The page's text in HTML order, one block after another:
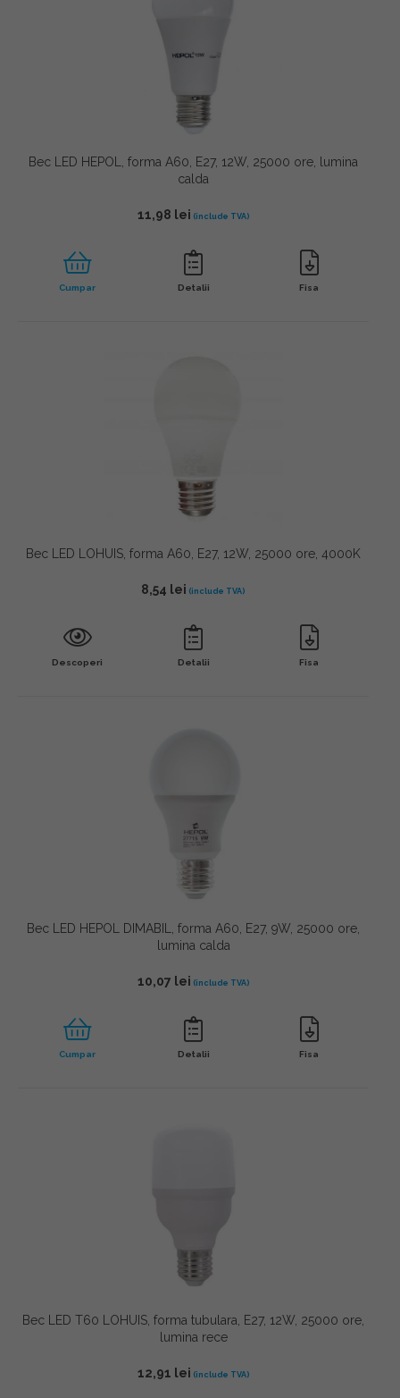
Bec LED HEPOL, forma A60, E27, 12W, 25000 ore, lumina
calda
11,98 lei
Cumpar Detalii Fisa
Bec LED LOHUIS, forma A60, E27, 12W, 25000 ore, 4000K
8,54 lei
Descoperi Detalii Fisa
Bec LED HEPOL DIMABIL, forma A60, E27, 9W, 25000 ore,
lumina calda
10,07 lei
Cumpar Detalii Fisa
Bec LED T60 LOHUIS, forma tubulara, E27, 12W, 25000 ore,
lumina rece
12,91 lei